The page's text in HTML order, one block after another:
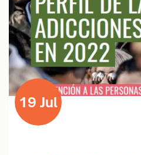
19 Jul